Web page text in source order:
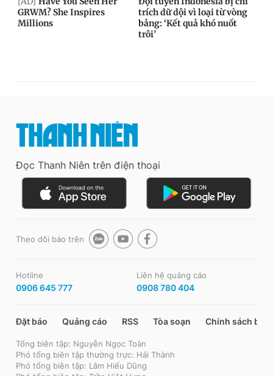
Đọc Thanh Niên trên điện thoại
Theo dõi báo trên
Hotline
0906 645 777
Liên hệ quảng cáo
0908 780 404
Đặt báo Quảng cáo RSS Tòa soạn Chính sách bảo
Tổng biên tập: Nguyễn Ngọc Toàn
Phó tổng biên tập thường trực: Hải Thành
Phó tổng biên tập: Lâm Hiếu Dũng